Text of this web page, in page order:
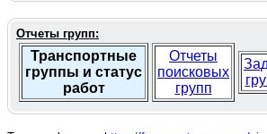
Отчеты групп:
Транспортные
группы и статус
работ
Отчеты
поисковых
групп